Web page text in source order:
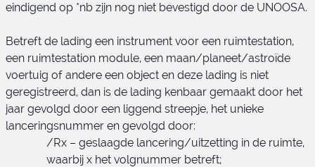
eindigend op *nb zijn nog niet bevestigd door de UNOOSA.
Betreft de lading een instrument voor een ruimtestation,
een ruimtestation module, een maan/planeet/astroïde
voertuig of andere een object en deze lading is niet
geregistreerd, dan is de lading kenbaar gemaakt door het
jaar gevolgd door een liggend streepje, het unieke
lanceringsnummer en gevolgd door:
/Rx – geslaagde lancering/uitzetting in de ruimte,
waarbij x het volgnummer betreft;